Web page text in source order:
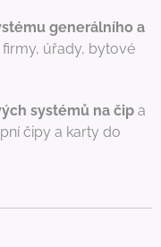
generálního a
úřady, bytové
systémů na čip a
čipy a karty do